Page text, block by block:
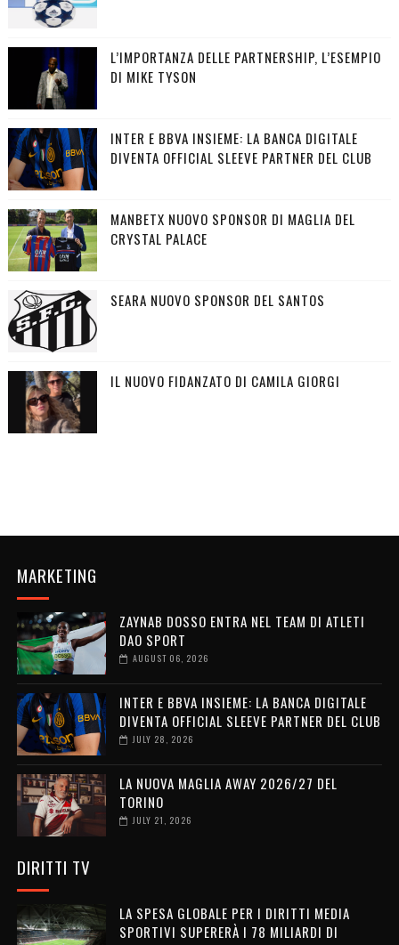
L’IMPORTANZA DELLE PARTNERSHIP, L’ESEMPIO
DI MIKE TYSON
INTER E BBVA INSIEME: LA BANCA DIGITALE
DIVENTA OFFICIAL SLEEVE PARTNER DEL CLUB
MANBETX NUOVO SPONSOR DI MAGLIA DEL
CRYSTAL PALACE
SEARA NUOVO SPONSOR DEL SANTOS
IL NUOVO FIDANZATO DI CAMILA GIORGI
MARKETING
ZAYNAB DOSSO ENTRA NEL TEAM DI ATLETI
DAO SPORT
AUGUST 06, 2026
INTER E BBVA INSIEME: LA BANCA DIGITALE
DIVENTA OFFICIAL SLEEVE PARTNER DEL CLUB
JULY 28, 2026
LA NUOVA MAGLIA AWAY 2026/27 DEL
TORINO
JULY 21, 2026
DIRITTI TV
LA SPESA GLOBALE PER I DIRITTI MEDIA
SPORTIVI SUPERERÀ I 78 MILIARDI DI